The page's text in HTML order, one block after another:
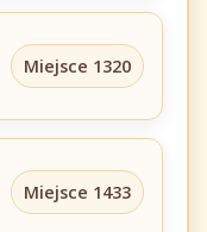
Miejsce 1320
Miejsce 1433